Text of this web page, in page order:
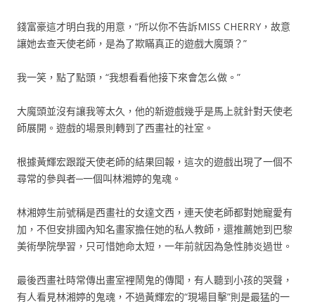
錢富豪這才明白我的用意，“所以你不告訴MISS CHERRY，故意
讓她去查天使老師，是為了欺瞞真正的遊戲大魔頭？”
我一笑，點了點頭，“我想看看他接下來會怎么做。”
大魔頭並沒有讓我等太久，他的新遊戲幾乎是馬上就針對天使老
師展開。遊戲的場景則轉到了西畫社的社室。
根據黃輝宏跟蹤天使老師的結果回報，這次的遊戲出現了一個不
尋常的參與者─一個叫林湘婷的鬼魂。
林湘婷生前號稱是西畫社的女達文西，連天使老師都對她寵愛有
加，不但安排國內知名畫家擔任她的私人教師，還推薦她到巴黎
美術學院學習，只可惜她命太短，一年前就因為急性肺炎過世。
最後西畫社時常傳出畫室裡鬧鬼的傳聞，有人聽到小孩的哭聲，
有人看見林湘婷的鬼魂，不過黃輝宏的“現場目擊”則是最猛的一